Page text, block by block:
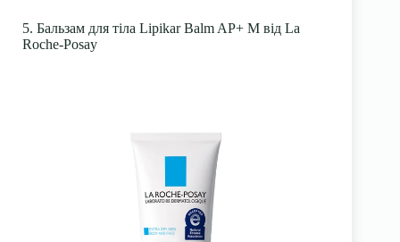
5. Бальзам для тіла Lipikar Balm AP+ M від La
Roche-Posay